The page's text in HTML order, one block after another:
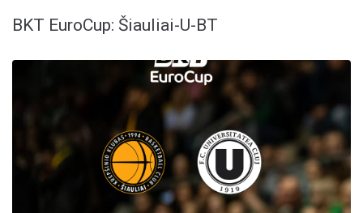
BKT EuroCup: Šiauliai-U-BT